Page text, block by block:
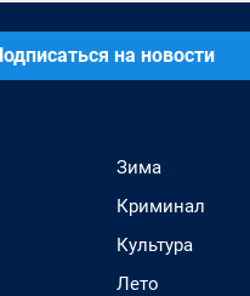
на новости
Зима
Криминал
Культура
Лето